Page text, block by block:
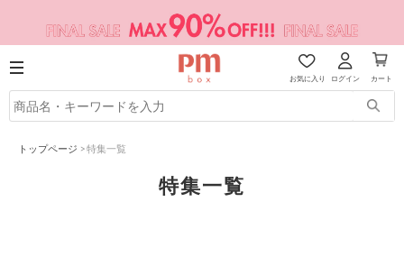
お気に入り ログイン カート
トップページ >特集一覧
特集一覧